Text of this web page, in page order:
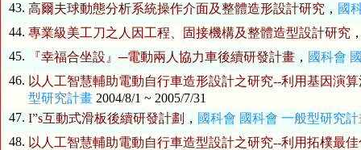
43. 高爾夫球動態分析系統操作介面及整體造形設計研究 ， 國
44. 專業級美工刀之人因工程、固接機構及整體造型設計研究
45.
『幸福合坐設』─電動兩人協力車後續研發計畫 ， 國科會
46. 以人工智慧輔助電動自行車造形設計之研究--利用基因演
型研究計畫 2004/8/1 ~ 2005/7/31
47. I”s互動式滑板後續研發計劃 ， 國科會 國科會 一般型研究
48. 以人工智慧輔助電動自行車造型設計之研究--利用拓樸最